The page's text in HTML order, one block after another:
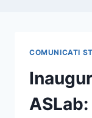
COMUNICATI